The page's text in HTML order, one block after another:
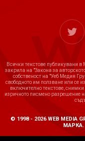
Всички текстове публикувани в
закрила на "Закона за
собственост на "Уеб Медия
свободното им ползване или се
включително текстове,
изричното писмено разрешение
© 1998 - 2026 WEB MEDIA
МАРКА.